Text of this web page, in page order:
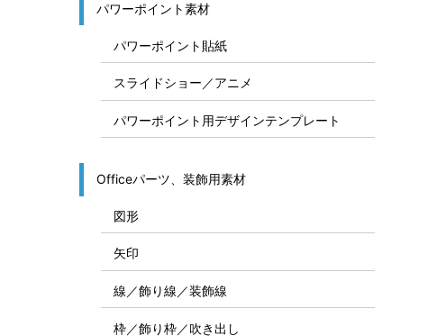
パワーポイント素材
パワーポイント貼紙
スライドショー／アニメ
パワーポイント用デザインテンプレート
Officeパーツ、装飾用素材
図形
矢印
線／飾り線／装飾線
枠／飾り枠／吹き出し